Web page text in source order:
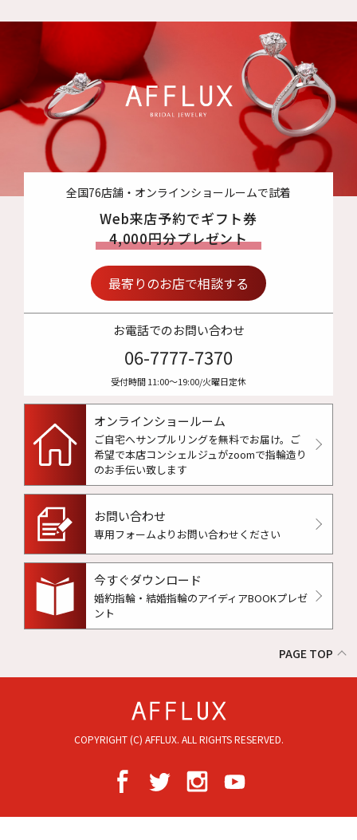
全国76店舗・オンラインショールームで試着
Web来店予約でギフト券
4,000円分プレゼント
最寄りのお店で相談する
お電話でのお問い合わせ
06-7777-7370
受付時間 11:00〜19:00/火曜日定休
オンラインショールーム
ご自宅へサンプルリングを無料でお届け。 ご
希望で本店コンシェルジュがzoomで指輪造り
のお手伝い致します
お問い合わせ
専用フォームよりお問い合わせください
今すぐダウンロード
婚約指輪・結婚指輪のアイディアBOOKプレゼ
ント
PAGE TOP
COPYRIGHT (C) AFFLUX. ALL RIGHTS RESERVED.